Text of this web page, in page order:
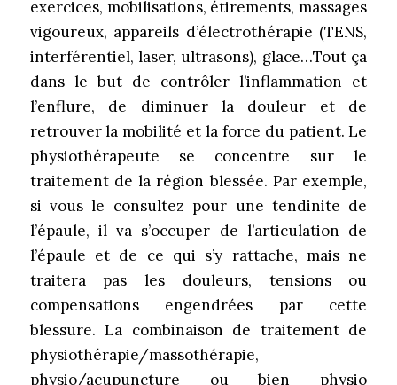
exercices, mobilisations, étirements, massages
vigoureux, appareils d’électrothérapie (TENS,
interférentiel, laser, ultrasons), glace…Tout ça
dans le but de contrôler l’inflammation et
l’enflure, de diminuer la douleur et de
retrouver la mobilité et la force du patient. Le
physiothérapeute se concentre sur le
traitement de la région blessée. Par exemple,
si vous le consultez pour une tendinite de
l’épaule, il va s’occuper de l’articulation de
l’épaule et de ce qui s’y rattache, mais ne
traitera pas les douleurs, tensions ou
compensations engendrées par cette
blessure. La combinaison de traitement de
physiothérapie/massothérapie,
physio/acupuncture ou bien physio